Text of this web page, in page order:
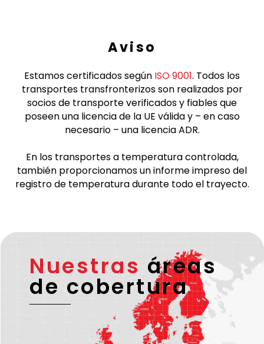
Aviso
Estamos certificados según ISO 9001. Todos los
transportes transfronterizos son realizados por
socios de transporte verificados y fiables que
poseen una licencia de la UE válida y – en caso
necesario – una licencia ADR.
En los transportes a temperatura controlada,
también proporcionamos un informe impreso del
registro de temperatura durante todo el trayecto.
Nuestras áreas
de cobertura